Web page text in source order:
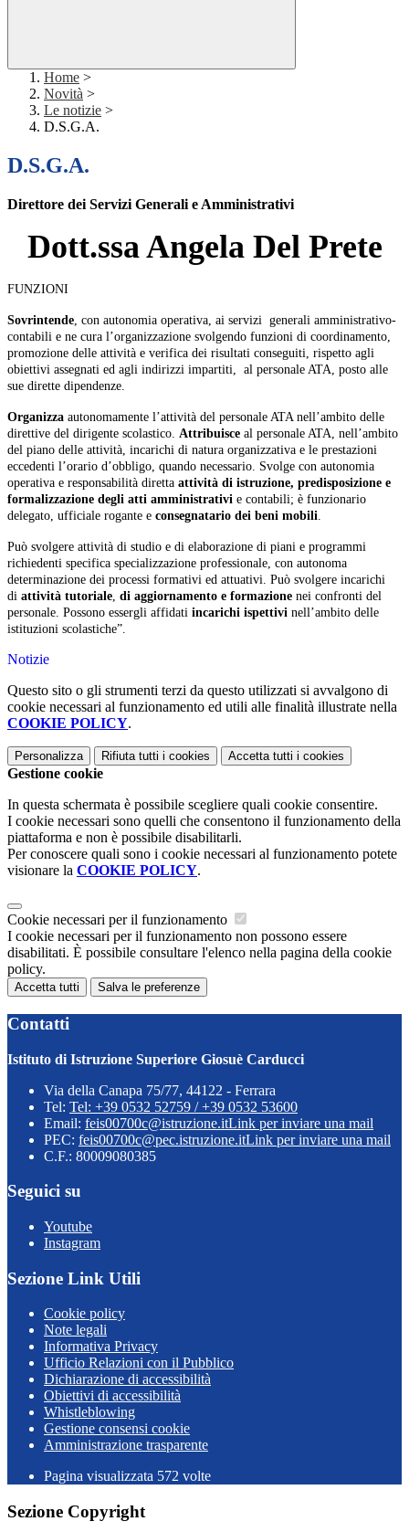
Home >
Novità >
Le notizie >
D.S.G.A.
D.S.G.A.
Direttore dei Servizi Generali e Amministrativi
Dott.ssa Angela Del Prete
FUNZIONI
Sovrintende, con autonomia operativa, ai servizi generali amministrativo-
contabili e ne cura l’organizzazione svolgendo funzioni di coordinamento,
promozione delle attività e verifica dei risultati conseguiti, rispetto agli
obiettivi assegnati ed agli indirizzi impartiti, al personale ATA, posto alle
sue dirette dipendenze.
Organizza autonomamente l’attività del personale ATA nell’ambito delle
direttive del dirigente scolastico. Attribuisce al personale ATA, nell’ambito
del piano delle attività, incarichi di natura organizzativa e le prestazioni
eccedenti l’orario d’obbligo, quando necessario. Svolge con autonomia
operativa e responsabilità diretta attività di istruzione, predisposizione e
formalizzazione degli atti amministrativi e contabili; è funzionario
delegato, ufficiale rogante e consegnatario dei beni mobili.
Può svolgere attività di studio e di elaborazione di piani e programmi
richiedenti specifica specializzazione professionale, con autonoma
determinazione dei processi formativi ed attuativi. Può svolgere incarichi
di attività tutoriale, di aggiornamento e formazione nei confronti del
personale. Possono essergli affidati incarichi ispettivi nell’ambito delle
istituzioni scolastiche”.
Notizie
Questo sito o gli strumenti terzi da questo utilizzati si avvalgono di
cookie necessari al funzionamento ed utili alle finalità illustrate nella
COOKIE POLICY.
Personalizza Rifiuta tutti i cookies Accetta tutti i cookies
Gestione cookie
In questa schermata è possibile scegliere quali cookie consentire.
I cookie necessari sono quelli che consentono il funzionamento della
piattaforma e non è possibile disabilitarli.
Per conoscere quali sono i cookie necessari al funzionamento potete
visionare la COOKIE POLICY.
Cookie necessari per il funzionamento
I cookie necessari per il funzionamento non possono essere
disabilitati. È possibile consultare l'elenco nella pagina della cookie
policy.
Accetta tutti Salva le preferenze
Contatti
Istituto di Istruzione Superiore Giosuè Carducci
Via della Canapa 75/77, 44122 - Ferrara
Tel: Tel: +39 0532 52759 / +39 0532 53600
Email: feis00700c@istruzione.itLink per inviare una mail
PEC: feis00700c@pec.istruzione.itLink per inviare una mail
C.F.: 80009080385
Seguici su
Youtube
Instagram
Sezione Link Utili
Cookie policy
Note legali
Informativa Privacy
Ufficio Relazioni con il Pubblico
Dichiarazione di accessibilità
Obiettivi di accessibilità
Whistleblowing
Gestione consensi cookie
Amministrazione trasparente
Pagina visualizzata 572 volte
Sezione Copyright